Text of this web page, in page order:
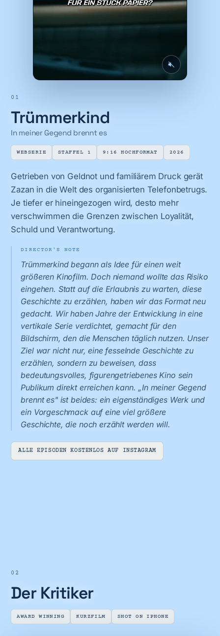
01
Trümmerkind
In meiner Gegend brennt es
WEBSERIE STAFFEL 1 9:16 HOCHFORMAT 2026
Getrieben von Geldnot und familiärem Druck gerät
Zazan in die Welt des organisierten Telefonbetrugs.
Je tiefer er hineingezogen wird, desto mehr
verschwimmen die Grenzen zwischen Loyalität,
Schuld und Verantwortung.
DIRECTOR'S NOTE
Trümmerkind begann als Idee für einen weit
größeren Kinofilm. Doch niemand wollte das Risiko
eingehen. Statt auf die Erlaubnis zu warten, diese
Geschichte zu erzählen, haben wir das Format neu
gedacht. Wir haben Jahre der Entwicklung in eine
vertikale Serie verdichtet, gemacht für den
Bildschirm, den die Menschen täglich nutzen. Unser
Ziel war nicht nur, eine fesselnde Geschichte zu
erzählen, sondern zu beweisen, dass
bedeutungsvolles, figurengetriebenes Kino sein
Publikum direkt erreichen kann. „In meiner Gegend
brennt es" ist beides: ein eigenständiges Werk und
ein Vorgeschmack auf eine viel größere
Geschichte, die noch erzählt werden will.
ALLE EPISODEN KOSTENLOS AUF INSTAGRAM
02
Der Kritiker
AWARD WINNING KURZFILM SHOT ON IPHONE